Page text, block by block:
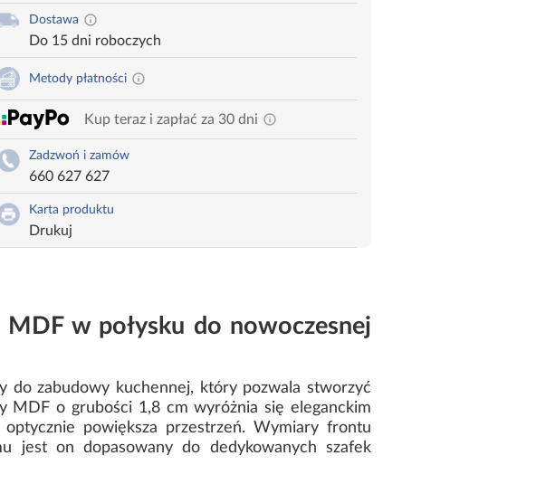
Dostawa
Do 15 dni roboczych
Metody płatności
Kup teraz i zapłać za 30 dni
Zadzwoń i zamów
660 627 627
Karta produktu
Drukuj
w połysku do nowoczesnej
do zabudowy kuchennej, który pozwala stworzyć
MDF o grubości 1,8 cm wyróżnia się eleganckim
powiększa przestrzeń. Wymiary frontu
jest on dopasowany do dedykowanych szafek